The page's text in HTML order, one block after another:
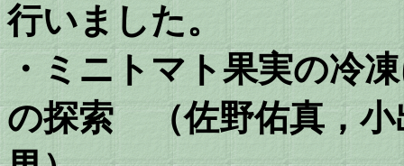
行いました。
・ミニトマト果実の冷
の探索 （佐野佑真，小